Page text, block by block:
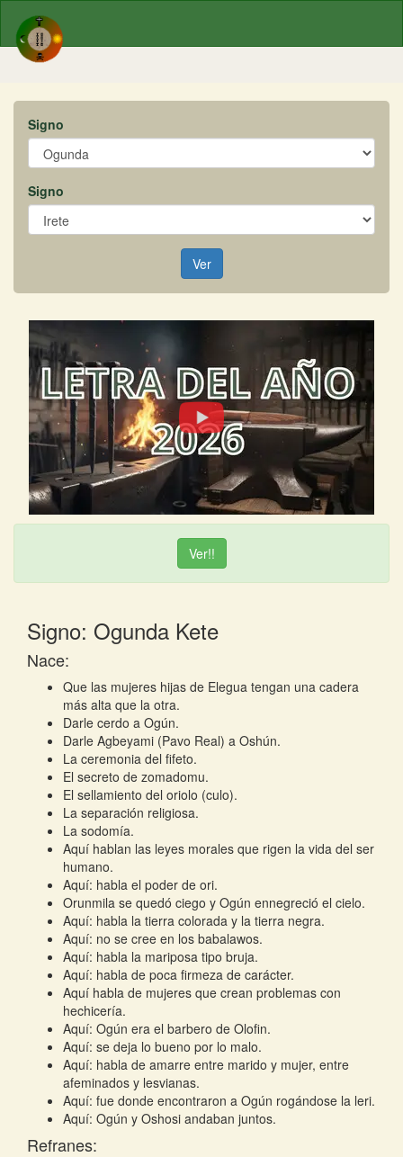
Signo
Signo
Ver
Ver!!
Signo: Ogunda Kete
Nace:
Que las mujeres hijas de Elegua tengan una cadera
más alta que la otra.
Darle cerdo a Ogún.
Darle Agbeyami (Pavo Real) a Oshún.
La ceremonia del fifeto.
El secreto de zomadomu.
El sellamiento del oriolo (culo).
La separación religiosa.
La sodomía.
Aquí hablan las leyes morales que rigen la vida del ser
humano.
Aquí: habla el poder de ori.
Orunmila se quedó ciego y Ogún ennegreció el cielo.
Aquí: habla la tierra colorada y la tierra negra.
Aquí: no se cree en los babalawos.
Aquí: habla la mariposa tipo bruja.
Aquí: habla de poca firmeza de carácter.
Aquí habla de mujeres que crean problemas con
hechicería.
Aquí: Ogún era el barbero de Olofin.
Aquí: se deja lo bueno por lo malo.
Aquí: habla de amarre entre marido y mujer, entre
afeminados y lesvianas.
Aquí: fue donde encontraron a Ogún rogándose la leri.
Aquí: Ogún y Oshosi andaban juntos.
Refranes: